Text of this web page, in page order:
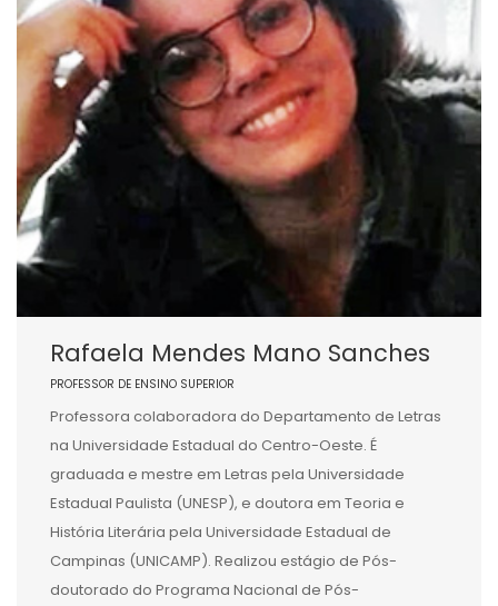
Rafaela Mendes Mano Sanches
PROFESSOR DE ENSINO SUPERIOR
Professora colaboradora do Departamento de Letras
na Universidade Estadual do Centro-Oeste. É
graduada e mestre em Letras pela Universidade
Estadual Paulista (UNESP), e doutora em Teoria e
História Literária pela Universidade Estadual de
Campinas (UNICAMP). Realizou estágio de Pós-
doutorado do Programa Nacional de Pós-